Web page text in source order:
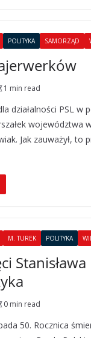
POLITYKA SAMORZĄD
1 min read
działalności PSL w
województwa
Jak zauważył, to
M. TUREK POLITYKA
Stanisława
0 min read
50. Rocznica